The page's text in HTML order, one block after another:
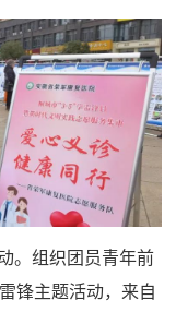
。组织团员青年前
锋主题活动，来自